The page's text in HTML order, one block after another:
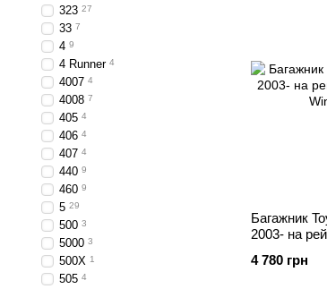
Багажник
2003- на
4 780 грн
323 27
33 7
4 9
4 Runner 4
4007 4
4008 7
405 4
406 4
407 4
440 9
460 9
5 29
500 3
5000 3
500X 1
505 4